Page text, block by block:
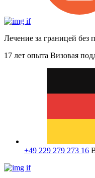
Лечение за границей без
17 лет опыта Визовая
+49 229 279 273 16